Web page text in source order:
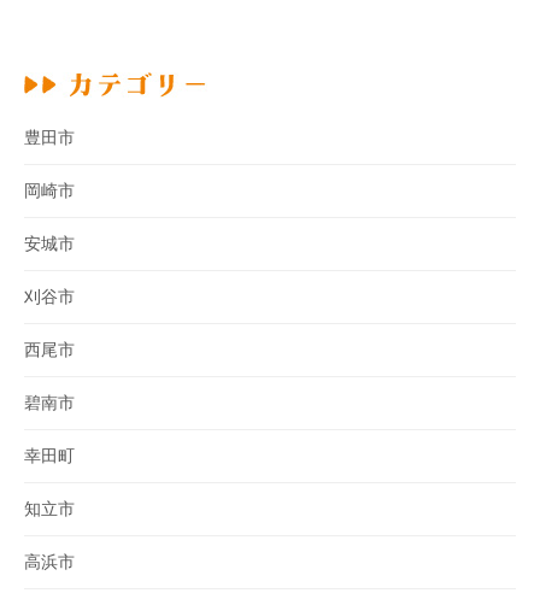
豊田市
岡崎市
安城市
刈谷市
西尾市
碧南市
幸田町
知立市
高浜市